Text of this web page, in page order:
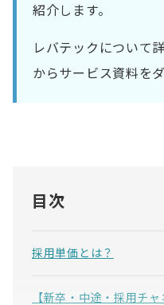
紹介します。
レバテックについて
からサービス資料を
目次
採用単価とは？
【新卒・中途・採用チ